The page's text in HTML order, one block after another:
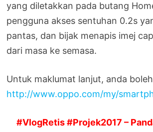
yang diletakkan pada butang
pengguna akses sentuhan 0.2s
pantas, dan bijak menapis imej
dari masa ke semasa.
Untuk maklumat lanjut, anda
http://www.oppo.com/my/
#VlogRetis #Projek2017 –